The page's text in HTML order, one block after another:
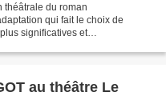
théâtrale du roman
qui fait le choix de
significatives et
au théâtre Le